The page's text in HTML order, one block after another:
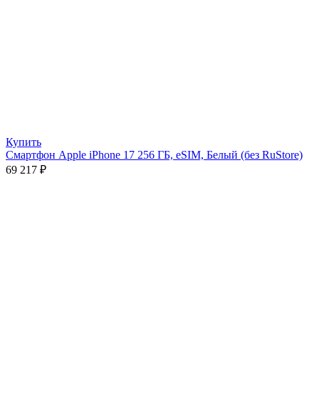
Купить
Смартфон Apple iPhone 17 256 ГБ, eSIM, Белый (без RuStore)
69 217 ₽